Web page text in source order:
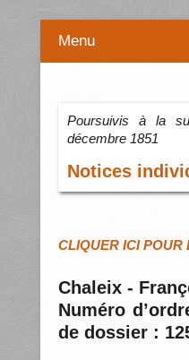
Menu
Poursuivis à la
décembre 1851
Notices
CLIQUER ICI POUR
Chaleix -
Numéro
de dossier :